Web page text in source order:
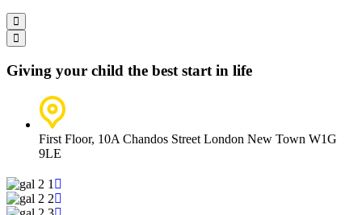
Giving your child the best start in life
First Floor, 10A Chandos Street London New Town W1G
9LE